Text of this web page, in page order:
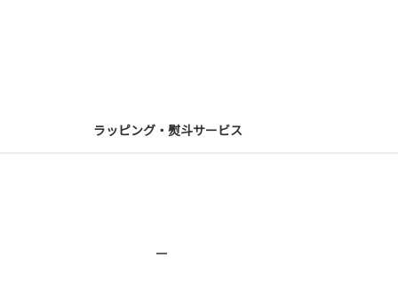
ラッピング・熨斗サービス